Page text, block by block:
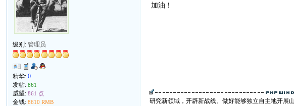
级别:管理员
精华:0
发帖:861
威望:861 点
金钱:8610 RMB
加油！
研究新领域，开辟新战线。做好能够独立自主地开展